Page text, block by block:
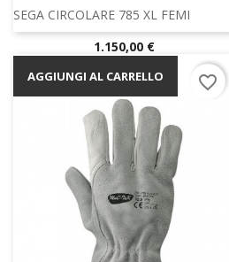
SEGA CIRCOLARE 785 XL FEMI
Prezzo
1.150,00 €
AGGIUNGI AL CARRELLO favorite_border